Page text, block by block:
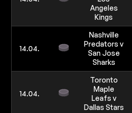
Angeles
Kings
14.04.
Nashville
Predators v
San Jose
Sharks
14.04.
Toronto
Maple
Leafs v
Dallas Stars